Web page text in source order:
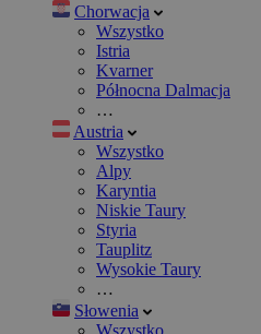
Chorwacja
Wszystko
Istria
Kvarner
Północna Dalmacja
…
Austria
Wszystko
Alpy
Karyntia
Niskie Taury
Styria
Tauplitz
Wysokie Taury
…
Słowenia
Wszystko